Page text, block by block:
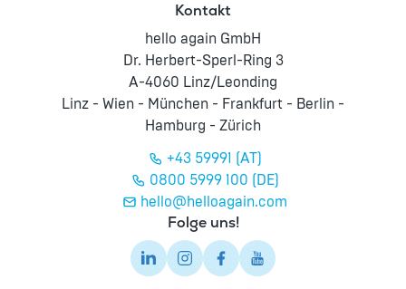
Kontakt
hello again GmbH
Dr. Herbert-Sperl-Ring 3
A-4060 Linz/Leonding
Linz - Wien - München - Frankfurt - Berlin -
Hamburg - Zürich
+43 59991 (AT)
0800 5999 100 (DE)
hello@helloagain.com
Folge uns!